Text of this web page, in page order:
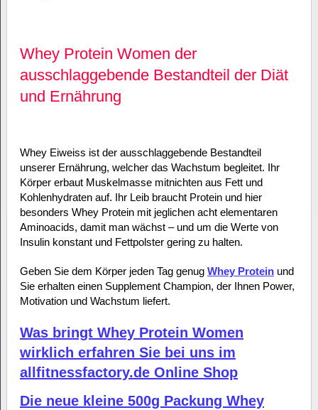
Whey Protein Women der
ausschlaggebende Bestandteil der Diät
und Ernährung
Whey Eiweiss ist der ausschlaggebende Bestandteil
unserer Ernährung, welcher das Wachstum begleitet. Ihr
Körper erbaut Muskelmasse mitnichten aus Fett und
Kohlenhydraten auf. Ihr Leib braucht Protein und hier
besonders Whey Protein mit jeglichen acht elementaren
Aminoacids, damit man wächst – und um die Werte von
Insulin konstant und Fettpolster gering zu halten.
Geben Sie dem Körper jeden Tag genug Whey Proteinund
Sie erhalten einen Supplement Champion, der Ihnen Power,
Motivation und Wachstum liefert.
Was bringt Whey Protein Women
wirklich erfahren Sie bei uns im
allfitnessfactory.de Online Shop
Die neue kleine 500g Packung Whey